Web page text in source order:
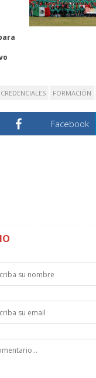
CREDENCIALES FORMACIÓN
Facebook